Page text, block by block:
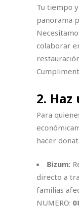
Tu tiempo
panorama
colaborar
2.
Para
hacer
Bizum:
directo a
familias
NUMERO: